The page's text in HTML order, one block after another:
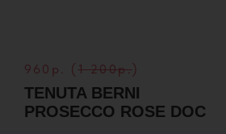
960р. ( 1 200р.)
TENUTA BERNI
PROSECCO ROSE DOC